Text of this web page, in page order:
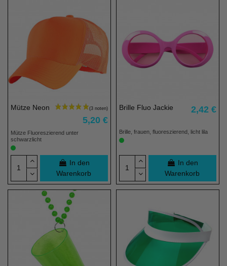
Mütze Neon
5,20 €
Mütze Fluoreszierend unter
schwarzlicht
In den
Warenkorb
Brille Fluo Jackie 2,42 €
Brille, frauen, fluoreszierend, licht lila
In den
Warenkorb